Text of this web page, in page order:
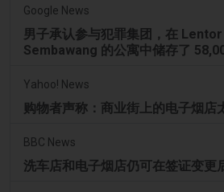
Google News
男子承认参与犯罪集团，在
Sembawang 的公寓中储存了
Yahoo! News
购物者声称：商业街上的电子烟店
BBC News
洗车店和电子烟店仍可在签证变更